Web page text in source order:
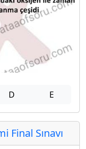
D E
Final Sınavı